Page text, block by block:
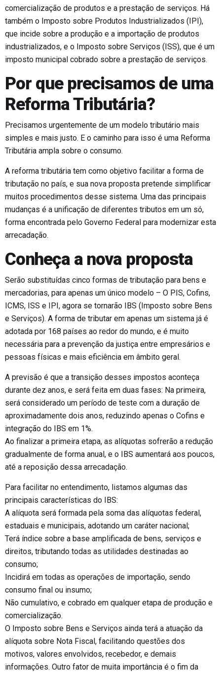
comercialização de produtos e a prestação de serviços. Há
também o Imposto sobre Produtos Industrializados (IPI),
que incide sobre a produção e a importação de produtos
industrializados, e o Imposto sobre Serviços (ISS), que é um
imposto municipal cobrado sobre a prestação de serviços.
Por que precisamos de uma
Reforma Tributária?
Precisamos urgentemente de um modelo tributário mais
simples e mais justo. E o caminho para isso é uma Reforma
Tributária ampla sobre o consumo.
A reforma tributária tem como objetivo facilitar a forma de
tributação no país, e sua nova proposta pretende simplificar
muitos procedimentos desse sistema. Uma das principais
mudanças é a unificação de diferentes tributos em um só,
forma encontrada pelo Governo Federal para modernizar esta
arrecadação.
Conheça a nova proposta
Serão substituídas cinco formas de tributação para bens e
mercadorias, para apenas um único modelo – O PIS, Cofins,
ICMS, ISS e IPI, agora se tornarão IBS (Imposto sobre Bens
e Serviços). A forma de tributar em apenas um sistema já é
adotada por 168 países ao redor do mundo, e é muito
necessária para a prevenção da justiça entre empresários e
pessoas físicas e mais eficiência em âmbito geral.
A previsão é que a transição desses impostos aconteça
durante dez anos, e será feita em duas fases: Na primeira,
será considerado um período de teste com a duração de
aproximadamente dois anos, reduzindo apenas o Cofins e
integração do IBS em 1%.
Ao finalizar a primeira etapa, as alíquotas sofrerão a redução
gradualmente de forma anual, e o IBS aumentará aos poucos,
até a reposição dessa arrecadação.
Para facilitar no entendimento, listamos algumas das
principais características do IBS:
A alíquota será formada pela soma das alíquotas federal,
estaduais e municipais, adotando um caráter nacional;
Terá índice sobre a base amplificada de bens, serviços e
direitos, tributando todas as utilidades destinadas ao
consumo;
Incidirá em todas as operações de importação, sendo
consumo final ou insumo;
Não cumulativo, e cobrado em qualquer etapa de produção e
comercialização.
O Imposto sobre Bens e Serviços ainda terá a atuação da
alíquota sobre Nota Fiscal, facilitando questões dos
motivos, valores envolvidos, recebedor, e demais
informações. Outro fator de muita importância é o fim da